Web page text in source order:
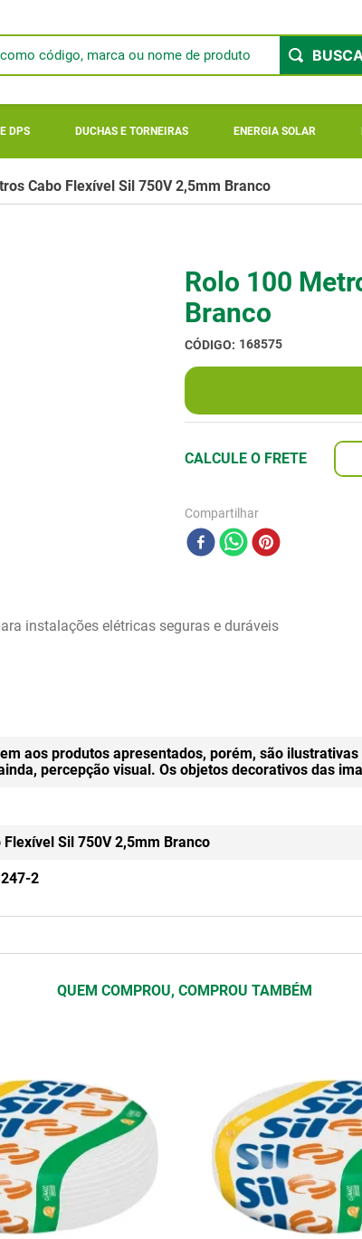
código, marca ou nome de produto
DPS DUCHAS E TORNEIRAS ENERGIA SOLAR
Cabo Flexível Sil 750V 2,5mm Branco
Rolo 100
Branco
168575
Compartilhar
instalações elétricas seguras e duráveis
aos produtos apresentados, porém, são
percepção visual. Os objetos decorativos das
Sil 750V 2,5mm Branco
2
QUEM COMPROU, COMPROU TAMBÉM